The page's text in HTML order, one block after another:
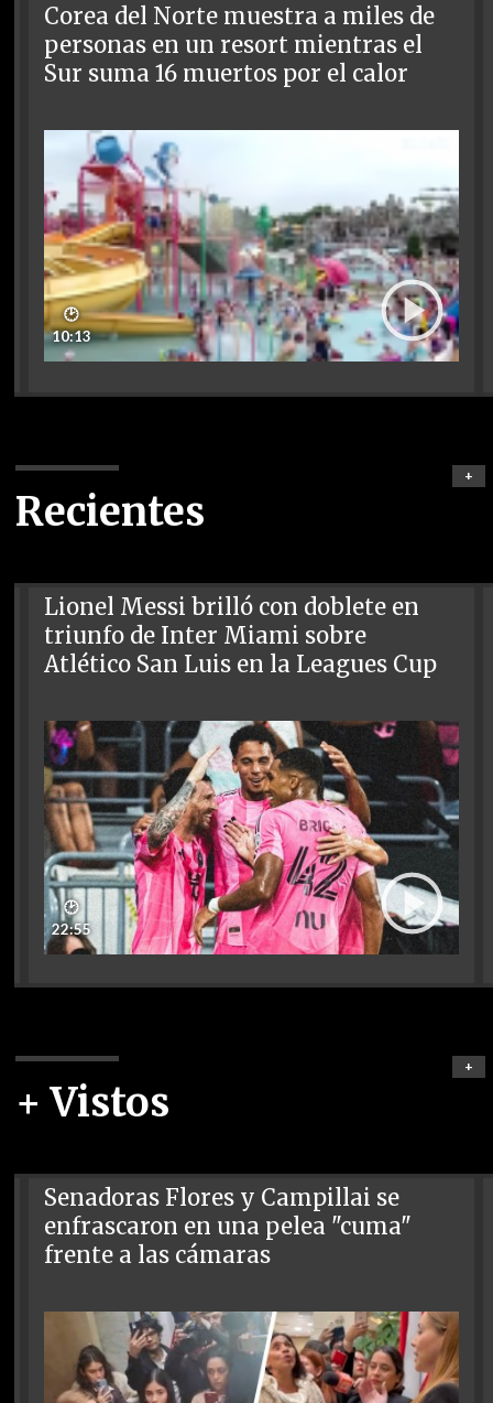
Corea del Norte muestra a miles de
personas en un resort mientras el
Sur suma 16 muertos por el calor
🕑
10:13
Recientes
+
Lionel Messi brilló con doblete en
triunfo de Inter Miami sobre
Atlético San Luis en la Leagues Cup
🕑
22:55
+ Vistos
+
Senadoras Flores y Campillai se
enfrascaron en una pelea "cuma"
frente a las cámaras